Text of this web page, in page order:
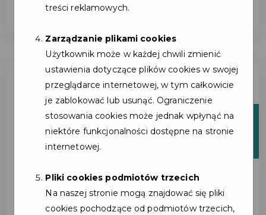
02
treści reklamowych.
Zarządzanie plikami cookies
Użytkownik może w każdej chwili zmienić
ustawienia dotyczące plików cookies w swojej
przeglądarce internetowej, w tym całkowicie
je zablokować lub usunąć. Ograniczenie
stosowania cookies może jednak wpłynąć na
niektóre funkcjonalności dostępne na stronie
internetowej.
Pliki cookies podmiotów trzecich
Na naszej stronie mogą znajdować się pliki
cookies pochodzące od podmiotów trzecich,